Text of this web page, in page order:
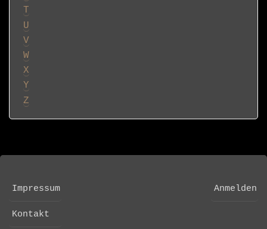
T
U
V
W
X
Y
Z
FOOTER
Impressum
Kontakt
USER
Anmelden